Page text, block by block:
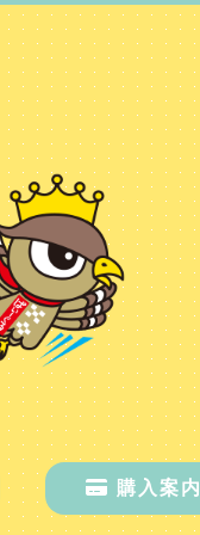
購入案内